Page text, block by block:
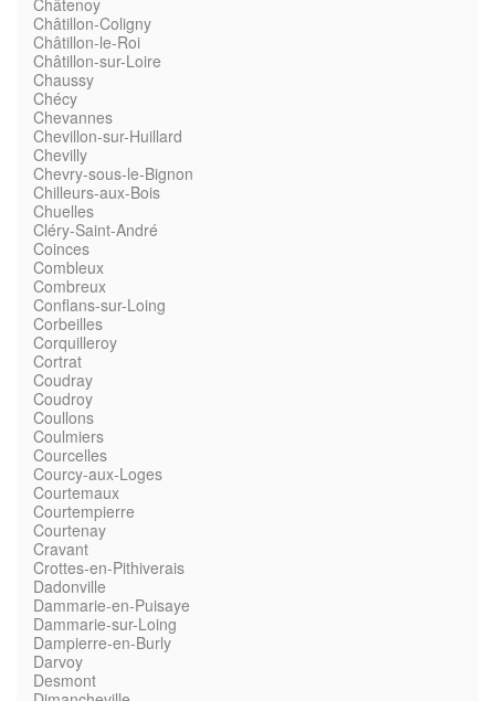
Châtenoy
Châtillon-Coligny
Châtillon-le-Roi
Châtillon-sur-Loire
Chaussy
Chécy
Chevannes
Chevillon-sur-Huillard
Chevilly
Chevry-sous-le-Bignon
Chilleurs-aux-Bois
Chuelles
Cléry-Saint-André
Coinces
Combleux
Combreux
Conflans-sur-Loing
Corbeilles
Corquilleroy
Cortrat
Coudray
Coudroy
Coullons
Coulmiers
Courcelles
Courcy-aux-Loges
Courtemaux
Courtempierre
Courtenay
Cravant
Crottes-en-Pithiverais
Dadonville
Dammarie-en-Puisaye
Dammarie-sur-Loing
Dampierre-en-Burly
Darvoy
Desmont